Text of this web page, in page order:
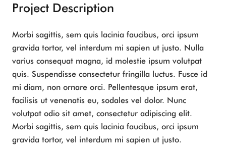
Project Description
Morbi sagittis, sem quis lacinia faucibus, orci ipsum
gravida tortor, vel interdum mi sapien ut justo. Nulla
varius consequat magna, id molestie ipsum volutpat
quis. Suspendisse consectetur fringilla luctus. Fusce id
mi diam, non ornare orci. Pellentesque ipsum erat,
facilisis ut venenatis eu, sodales vel dolor. Nunc
volutpat odio sit amet, consectetur adipiscing elit.
Morbi sagittis, sem quis lacinia faucibus, orci ipsum
gravida tortor, vel interdum mi sapien ut justo.